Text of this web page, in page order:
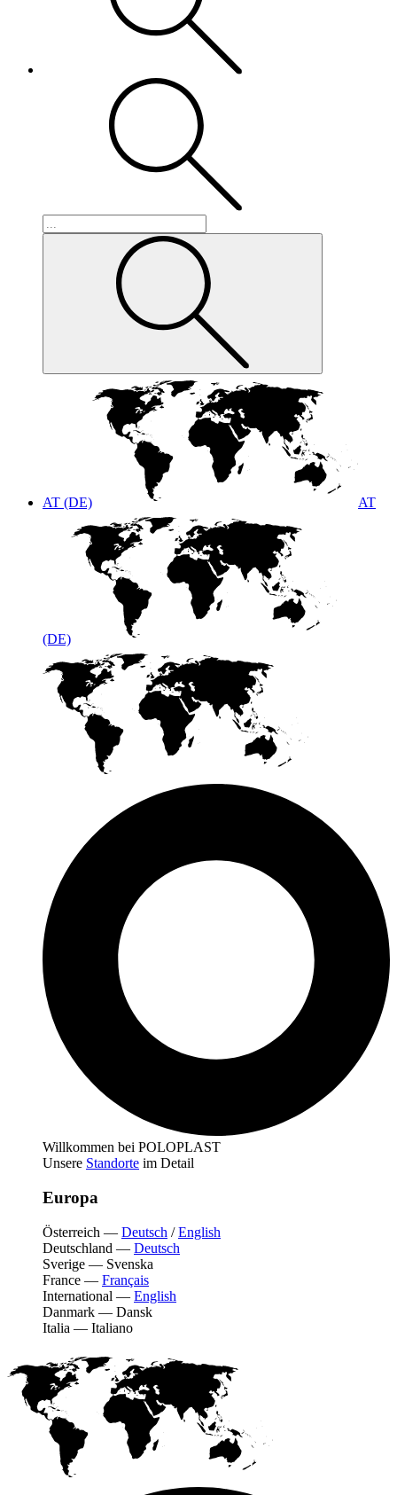
AT (DE) AT
(DE)
Willkommen bei POLOPLAST
Unsere Standorte im Detail
Europa
Österreich — Deutsch /English
Deutschland — Deutsch
Sverige — Svenska
France — Français
International — English
Danmark — Dansk
Italia — Italiano